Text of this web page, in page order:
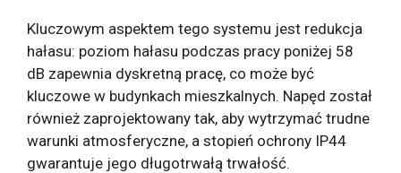
Kluczowym aspektem tego systemu jest redukcja
hałasu: poziom hałasu podczas pracy poniżej 58
dB zapewnia dyskretną pracę, co może być
kluczowe w budynkach mieszkalnych. Napęd został
również zaprojektowany tak, aby wytrzymać trudne
warunki atmosferyczne, a stopień ochrony IP44
gwarantuje jego długotrwałą trwałość.